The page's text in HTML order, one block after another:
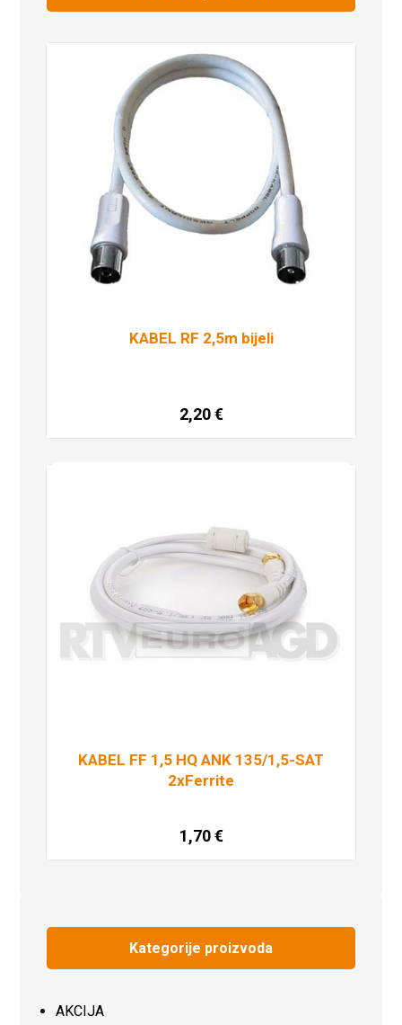
KABEL RF 2,5m bijeli
2,20€
Dodaj u košaricu
KABEL FF 1,5 HQ ANK 135/1,5-SAT
2xFerrite
1,70€
Pročitaj više
Kategorije proizvoda
AKCIJA